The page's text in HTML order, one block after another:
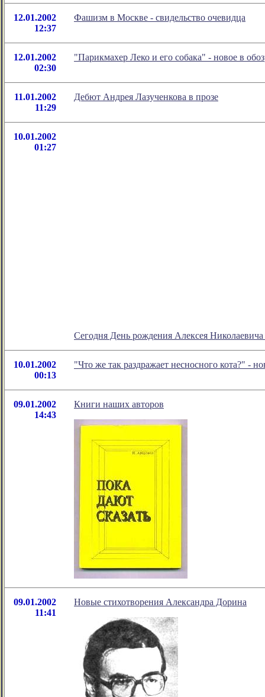
12.01.2002
12:37
Фашизм в Москве - свидельство очевидца
12.01.2002
02:30
"Парикмахер Леко и его собака" - новое в
11.01.2002
11:29
Дебют Андрея Лазученкова в прозе
10.01.2002
01:27
Сегодня День рождения Алексея
10.01.2002
00:13
"Что же так раздражает несносного кота?" -
09.01.2002
14:43
Книги наших авторов
09.01.2002
11:41
Новые стихотворения Александра Дорина